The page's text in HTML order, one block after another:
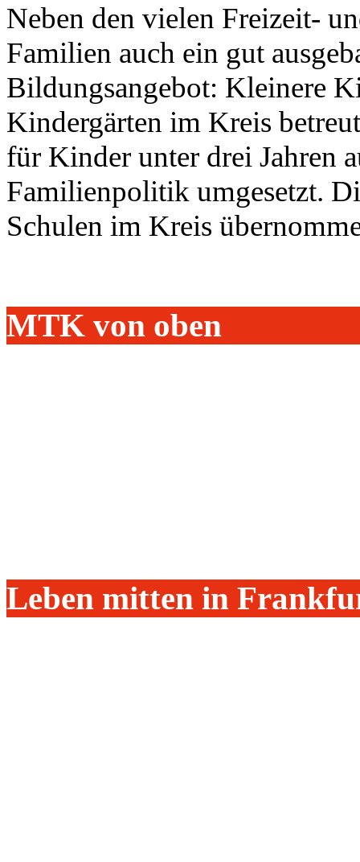
Neben den vielen Freizeit-
Familien auch ein gut
Bildungsangebot: Kleinere
Kindergärten im Kreis
für Kinder unter drei Jahren
Familienpolitik umgesetzt.
Schulen im Kreis
MTK von oben
Leben mitten in